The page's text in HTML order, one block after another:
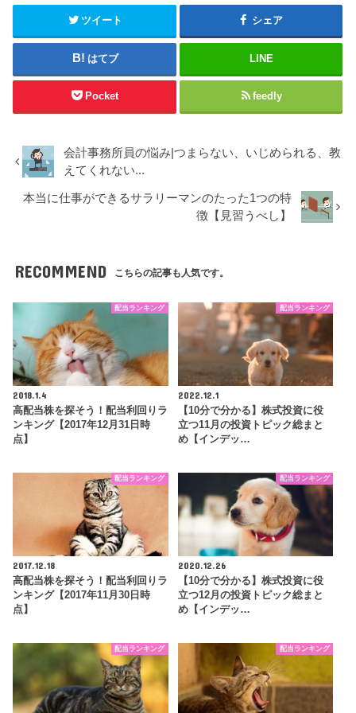
ツイート シェア
はてブ LINE
Pocket feedly
会計事務所員の悩み|つまらない、いじめられる、教
えてくれない...
本当に仕事ができるサラリーマンのたった1つの特
徴【見習うべし】
RECOMMEND こちらの記事も人気です。
配当ランキング
2018.1.4
高配当株を探そう！配当利回りラ
ンキング【2017年12月31日時
点】
配当ランキング
2022.12.1
【10分で分かる】株式投資に役
立つ11月の投資トピック総まと
め【インデッ…
配当ランキング
2017.12.18
高配当株を探そう！配当利回りラ
ンキング【2017年11月30日時
点】
配当ランキング
2020.12.26
【10分で分かる】株式投資に役
立つ12月の投資トピック総まと
め【インデッ…
配当ランキング 配当ランキング